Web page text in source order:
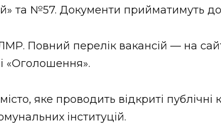
та №57. Документи прийматимуть
Повний перелік вакансій — на сайті
«Оголошення».
яке проводить відкриті
інституцій.